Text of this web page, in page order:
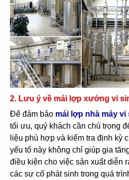
2. Lưu ý về mái lợp xưởng vi
Để đảm bảo mái lợp nhà máy vi
tối ưu, quý khách cần chú trọng
liệu phù hợp và kiểm tra định kỳ
yếu tố này không chỉ giúp gia
điều kiện cho việc sản xuất diễn
các sự cố phát sinh trong quá